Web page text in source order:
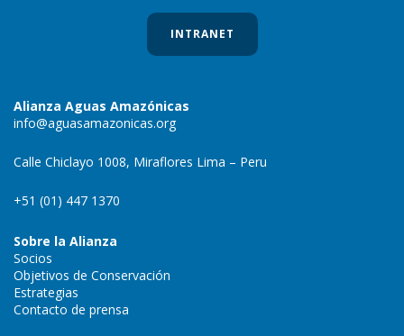
INTRANET
Alianza Aguas Amazónicas
info@aguasamazonicas.org
Calle Chiclayo 1008, Miraflores Lima – Peru
+51 (01) 447 1370
Sobre la Alianza
Socios
Objetivos de Conservación
Estrategias
Contacto de prensa